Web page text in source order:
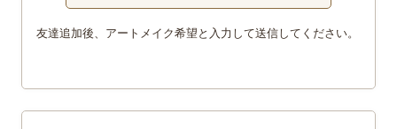
友達追加後、アートメイク希望と入力して送信してください。